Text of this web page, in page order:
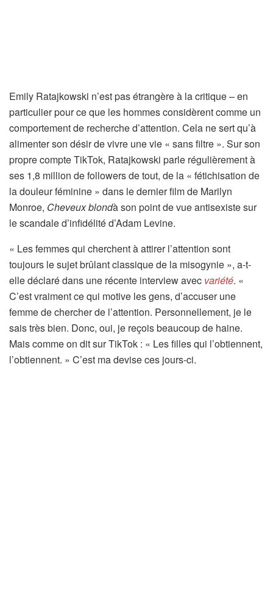
Emily Ratajkowski n’est pas étrangère à la critique – en
particulier pour ce que les hommes considèrent comme un
comportement de recherche d’attention. Cela ne sert qu’à
alimenter son désir de vivre une vie « sans filtre ». Sur son
propre compte TikTok, Ratajkowski parle régulièrement à
ses 1,8 million de followers de tout, de la « fétichisation de
la douleur féminine » dans le dernier film de Marilyn
Monroe, Cheveux blondà son point de vue antisexiste sur
le scandale d’infidélité d’Adam Levine.
« Les femmes qui cherchent à attirer l’attention sont
toujours le sujet brûlant classique de la misogynie », a-t-
elle déclaré dans une récente interview avec variété. «
C’est vraiment ce qui motive les gens, d’accuser une
femme de chercher de l’attention. Personnellement, je le
sais très bien. Donc, oui, je reçois beaucoup de haine.
Mais comme on dit sur TikTok : « Les filles qui l’obtiennent,
l’obtiennent. » C’est ma devise ces jours-ci.